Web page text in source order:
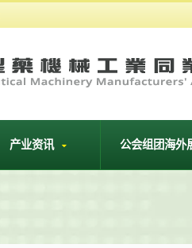
产业资讯 公会组团海外